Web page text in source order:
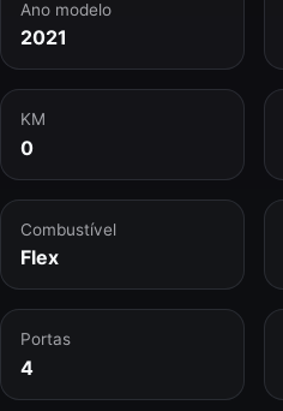
Ano modelo
2021
KM
0
Combustível
Flex
Portas
4